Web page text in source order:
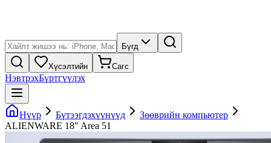
Бүгд
Хүсэлтийн Сагс
НэвтрэхБүртгүүлэх
Нүүр Бүтээгдэхүүнүүд
Зөөврийн компьютер
ALIENWARE 18" Area 51